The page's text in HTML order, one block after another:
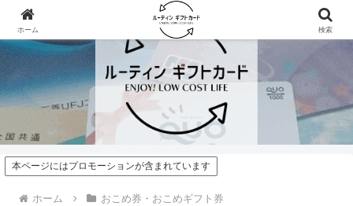
本ページにはプロモーションが含まれています
ホーム おこめ券・おこめギフト券
ホーム 検索